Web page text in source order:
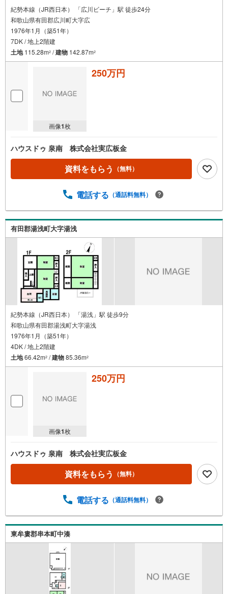
紀勢本線（JR西日本） 「広川ビーチ」駅 徒歩24分
和歌山県有田郡広川町大字広
1976年1月（築51年）
7DK / 地上2階建
土地115.28m2 /建物 142.87m2
画像1枚
250万円
ハウスドゥ 泉南 株式会社実広板金
資料をもらう （無料）
電話する （通話料無料）
有田郡湯浅町大字湯浅
紀勢本線（JR西日本） 「湯浅」駅 徒歩9分
和歌山県有田郡湯浅町大字湯浅
1976年1月（築51年）
4DK / 地上2階建
土地66.42m2 /建物85.36m2
画像1枚
250万円
ハウスドゥ 泉南 株式会社実広板金
資料をもらう （無料）
電話する （通話料無料）
東牟婁郡串本町中湊